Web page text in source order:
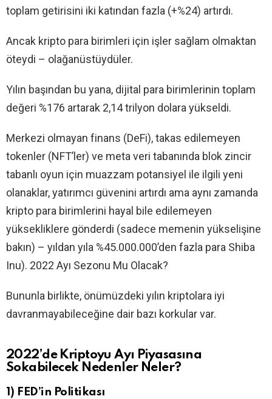
toplam getirisini iki katından fazla (+%24) artırdı.
Ancak kripto para birimleri için işler sağlam olmaktan
öteydi – olağanüstüydüler.
Yılın başından bu yana, dijital para birimlerinin toplam
değeri %176 artarak 2,14 trilyon dolara yükseldi.
Merkezi olmayan finans (DeFi), takas edilemeyen
tokenler (NFT’ler) ve meta veri tabanında blok zincir
tabanlı oyun için muazzam potansiyel ile ilgili yeni
olanaklar, yatırımcı güvenini artırdı ama aynı zamanda
kripto para birimlerini hayal bile edilemeyen
yüksekliklere gönderdi (sadece memenin yükselişine
bakın) – yıldan yıla %45.000.000’den fazla para Shiba
Inu). 2022 Ayı Sezonu Mu Olacak?
Bununla birlikte, önümüzdeki yılın kriptolara iyi
davranmayabileceğine dair bazı korkular var.
2022’de Kriptoyu Ayı Piyasasına
Sokabilecek Nedenler Neler?
1) FED’in Politikası